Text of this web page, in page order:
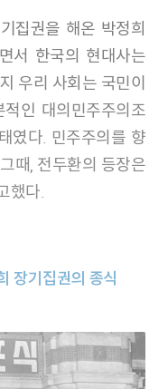
서 한국의 현대사는
우리 사회는 국민이
인 대의민주주의조
였다. 민주주의를 향
때, 전두환의 등장은
했다.
장기집권의 종식